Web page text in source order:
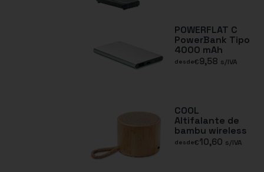
POWERFLAT C
PowerBank Tipo
4000 mAh
desde€9,58 s/IVA
COOL
Altifalante de
bambu wireless
desde€10,60 s/IVA